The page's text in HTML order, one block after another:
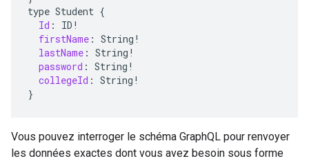
type Student {
Id : ID !
firstName : String !
lastName : String !
password : String !
collegeId : String !
}
Vous pouvez interroger le schéma GraphQL pour renvoyer
les données exactes dont vous avez besoin sous forme